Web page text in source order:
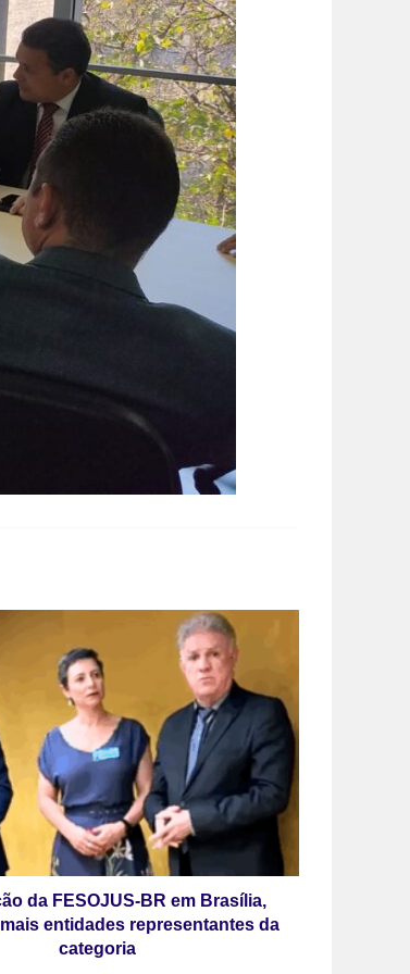
da FESOJUS-BR em Brasília,
entidades representantes da
categoria